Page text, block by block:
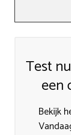
Test
een
Bekijk